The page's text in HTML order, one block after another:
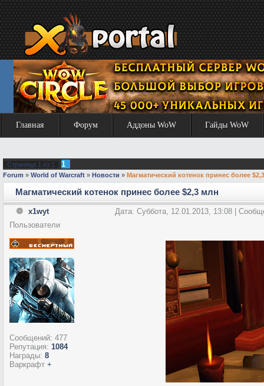
Главная Форум Аддоны WoW Гайды WoW
Страница 1 из 1 1
Forum » World of Warcraft » Новости » Магматический котенок принес более
Магматический котенок принес более $2,3 млн
x1wyt
Дата: Суббота, 12.01.2013, 13:08 |
Пользователи
Сообщений: 477
Репутация: 1084
Награды: 8
Варкрафт +